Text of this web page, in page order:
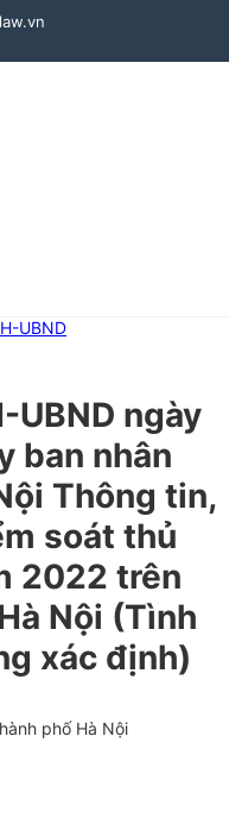
UBND
UBND ngày
ban nhân
Thông tin,
soát thủ
2022 trên
Nội (Tình
xác định)
phố Hà Nội